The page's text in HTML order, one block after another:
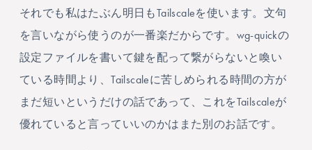
それでも私はたぶん明日もTailscaleを使います。文句
を言いながら使うのが一番楽だからです。wg-quickの
設定ファイルを書いて鍵を配って繋がらないと喚い
ている時間より、Tailscaleに苦しめられる時間の方が
まだ短いというだけの話であって、これをTailscaleが
優れていると言っていいのかはまた別のお話です。